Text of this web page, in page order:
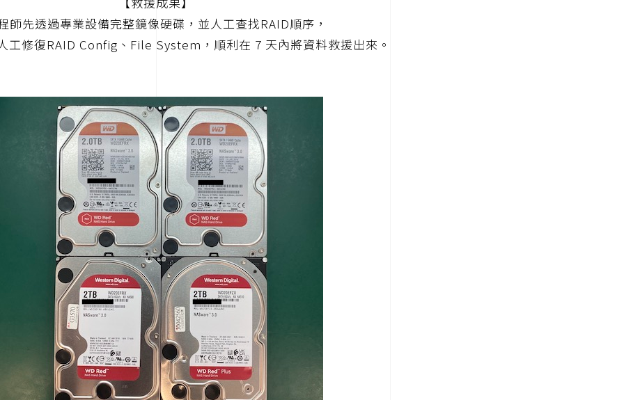
師先透過專業設備完整鏡像硬碟，並人工查找RAID順序，
工修復RAID Config、File System，順利在 7 天內將資料救援出來。